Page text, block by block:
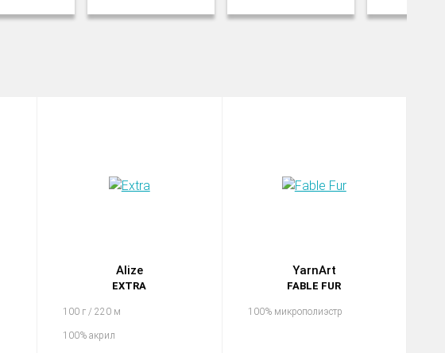
Alize
EXTRA
100 г / 220 м
100% акрил
YarnArt
FABLE FUR
100% микрополиэстр